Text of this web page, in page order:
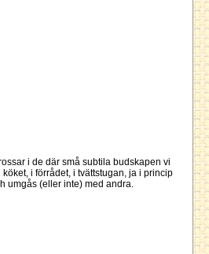
i de där små subtila budskapen vi
i förrådet, i tvättstugan, ja i princip
umgås (eller inte) med andra.